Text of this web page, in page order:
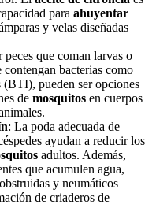
para ahuyentar
y velas diseñadas
que coman larvas o
bacterias como
pueden ser opciones
de mosquitos en cuerpos
: La poda adecuada de
ayudan a reducir los
adultos. Además,
que acumulen agua,
y neumáticos
de criaderos de